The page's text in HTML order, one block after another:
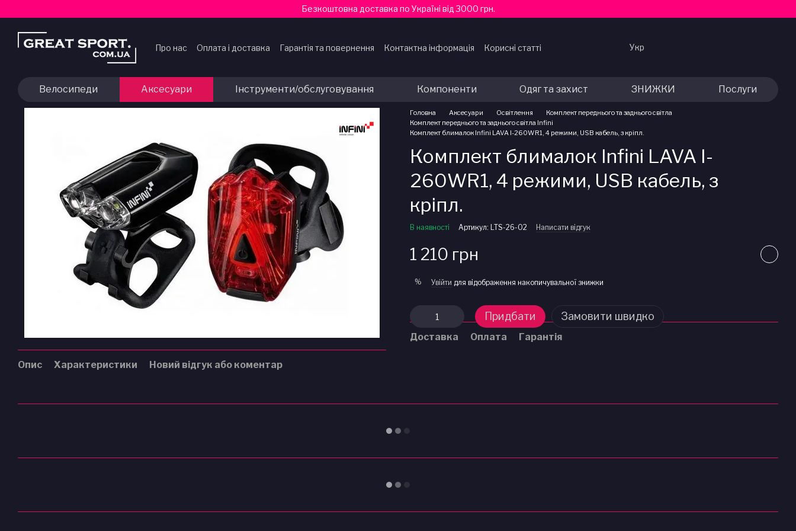
Безкоштовна доставка по Україні від 3000 грн.
Про нас Оплата і доставка Гарантія та повернення Контактна інформація
Корисні статті
Укр
Велосипеди Аксесуари Інструменти/обслуговування Компоненти Одяг та захист ЗНИЖКИ Послуги
Опис Характеристики Новий відгук або коментар
Головна Аксесуари Освітлення
Комплект переднього та заднього світла
Комплект переднього та заднього світла Infini
Комплект блималок Infini LAVA I-260WR1, 4 режими, USB кабель, з крiпл.
Комплект блималок Infini LAVA I-
260WR1, 4 режими, USB кабель, з
крiпл.
В наявності Артикул: LTS-26-02 Написати відгук
1 210 грн
% Увійти для відображення накопичувальної знижки
Придбати Замовити швидко
Доставка Оплата Гарантія